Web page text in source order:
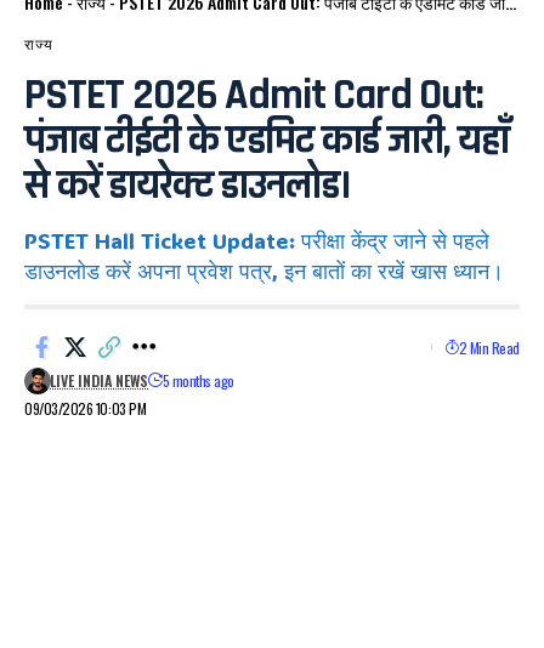
राज्य
PSTET 2026 Admit Card Out:
पंजाब टीईटी के एडमिट कार्ड जारी, यहाँ
से करें डायरेक्ट डाउनलोड।
PSTET Hall Ticket Update: परीक्षा केंद्र जाने से पहले
डाउनलोड करें अपना प्रवेश पत्र, इन बातों का रखें खास ध्यान।
09/03/2026 10:03 PM
LIVE INDIA NEWS 5 months ago
2 Min Read